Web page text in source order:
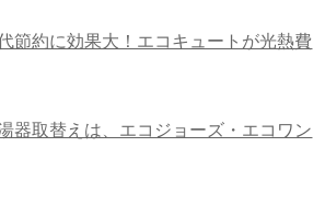
節約に効果大！エコキュートが光熱費
器取替えは、エコジョーズ・エコワン